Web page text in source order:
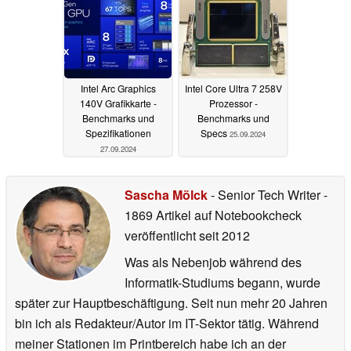
18.03.2025
Intel Arc Graphics
140V Grafikkarte -
Benchmarks und
Spezifikationen
27.09.2024
Intel Core Ultra 7 258V
Prozessor -
Benchmarks und
Specs 25.09.2024
Sascha Mölck- Senior Tech Writer-
1869 Artikel auf Notebookcheck
veröffentlichtseit 2012
Was als Nebenjob während des
Informatik-Studiums begann, wurde
später zur Hauptbeschäftigung. Seit nun mehr 20 Jahren
bin ich als Redakteur/Autor im IT-Sektor tätig. Während
meiner Stationen im Printbereich habe ich an der